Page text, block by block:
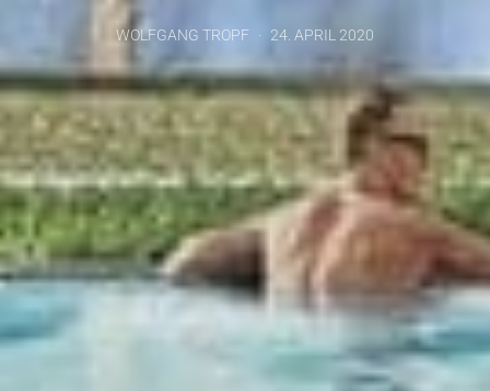
WOLFGANG TROPF 24. APRIL 2020